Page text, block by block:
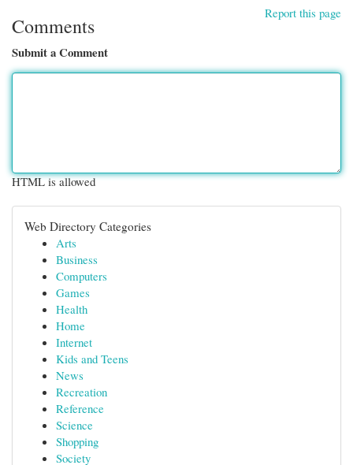
Report this page
Comments
Submit a Comment
HTML is allowed
Web Directory Categories
Arts
Business
Computers
Games
Health
Home
Internet
Kids and Teens
News
Recreation
Reference
Science
Shopping
Society